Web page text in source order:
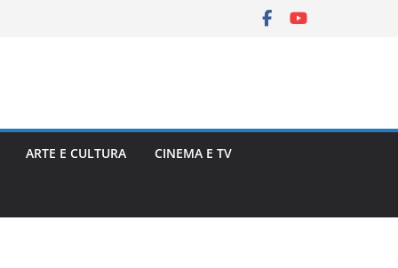
ARTE E CULTURA CINEMA E TV